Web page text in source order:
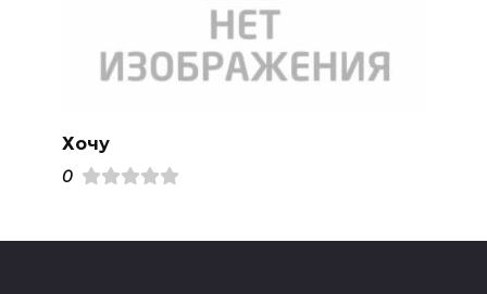
Хочу
0